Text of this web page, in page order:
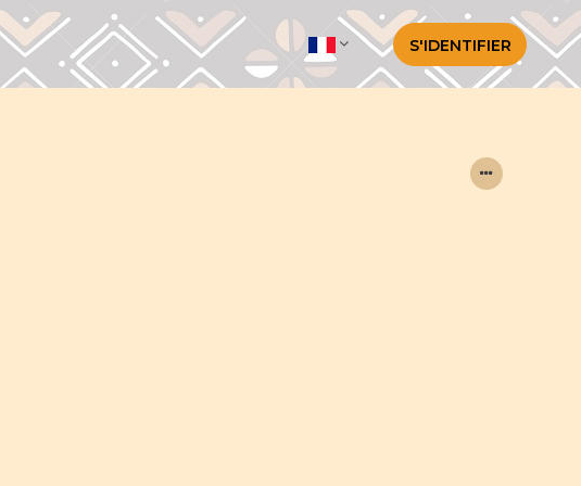
S'IDENTIFIER